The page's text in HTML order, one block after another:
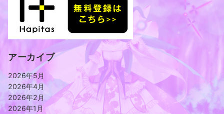
アーカイブ
2026年5月
2026年4月
2026年2月
2026年1月